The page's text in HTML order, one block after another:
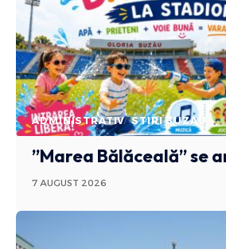
ADMINISTRATIV STIRI BUZAU
”Marea Bălăceală” se
7 AUGUST 2026